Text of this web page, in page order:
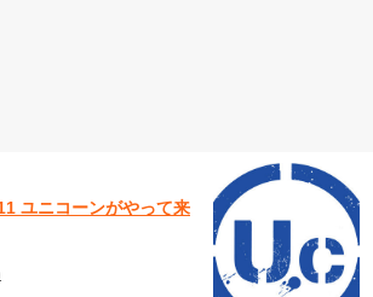
ユニコーンがやって来